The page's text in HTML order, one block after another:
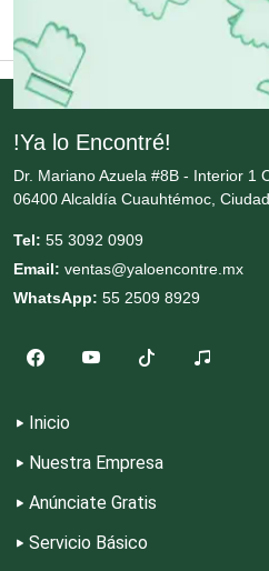
Empresas de
Enfermeras
Envases y Empaques
Equipos de Oficina
!Ya lo Encontré!
Dr. Mariano Azuela #8B - Interior 1
06400 Alcaldía Cuauhtémoc,
Tel: 55 3092 0909
Email: ventas@yaloencontre.mx
WhatsApp: 55 2509 8929
Inicio
Nuestra Empresa
Anúnciate Gratis
Servicio Básico